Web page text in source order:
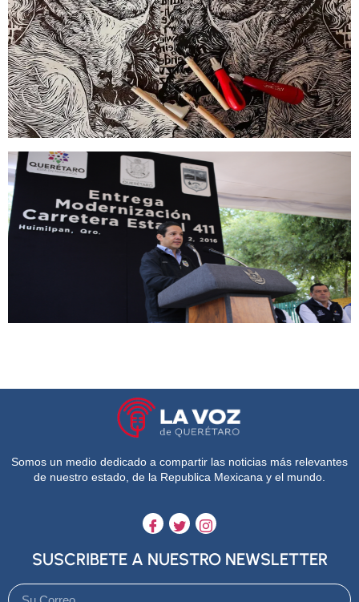
Somos un medio dedicado a compartir las noticias más relevantes
de nuestro estado, de la Republica Mexicana y el mundo.
SUSCRIBETE A NUESTRO NEWSLETTER